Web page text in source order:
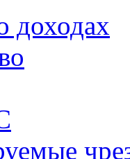
доходах